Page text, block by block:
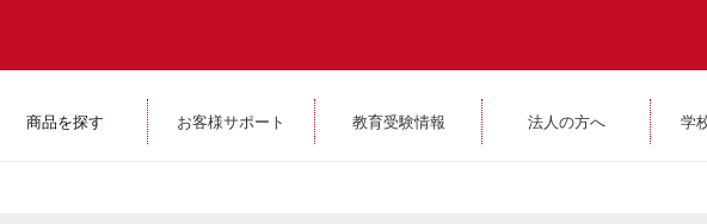
商品を探す お客様サポート 教育受験情報 法人の方へ 学